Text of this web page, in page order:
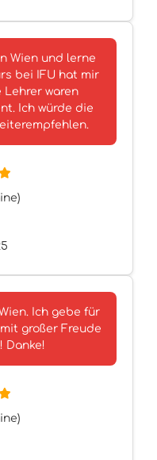
Wien und lerne
bei IFU hat mir
Lehrer waren
Ich würde die
Ich gebe für
großer Freude
Danke!